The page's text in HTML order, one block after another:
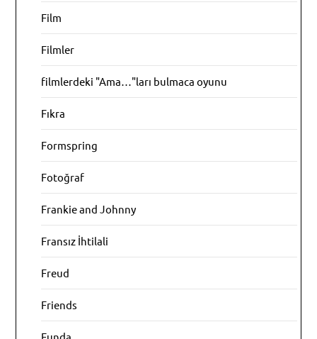
Film
Filmler
filmlerdeki "Ama…"ları bulmaca oyunu
Fıkra
Formspring
Fotoğraf
Frankie and Johnny
Fransız İhtilali
Freud
Friends